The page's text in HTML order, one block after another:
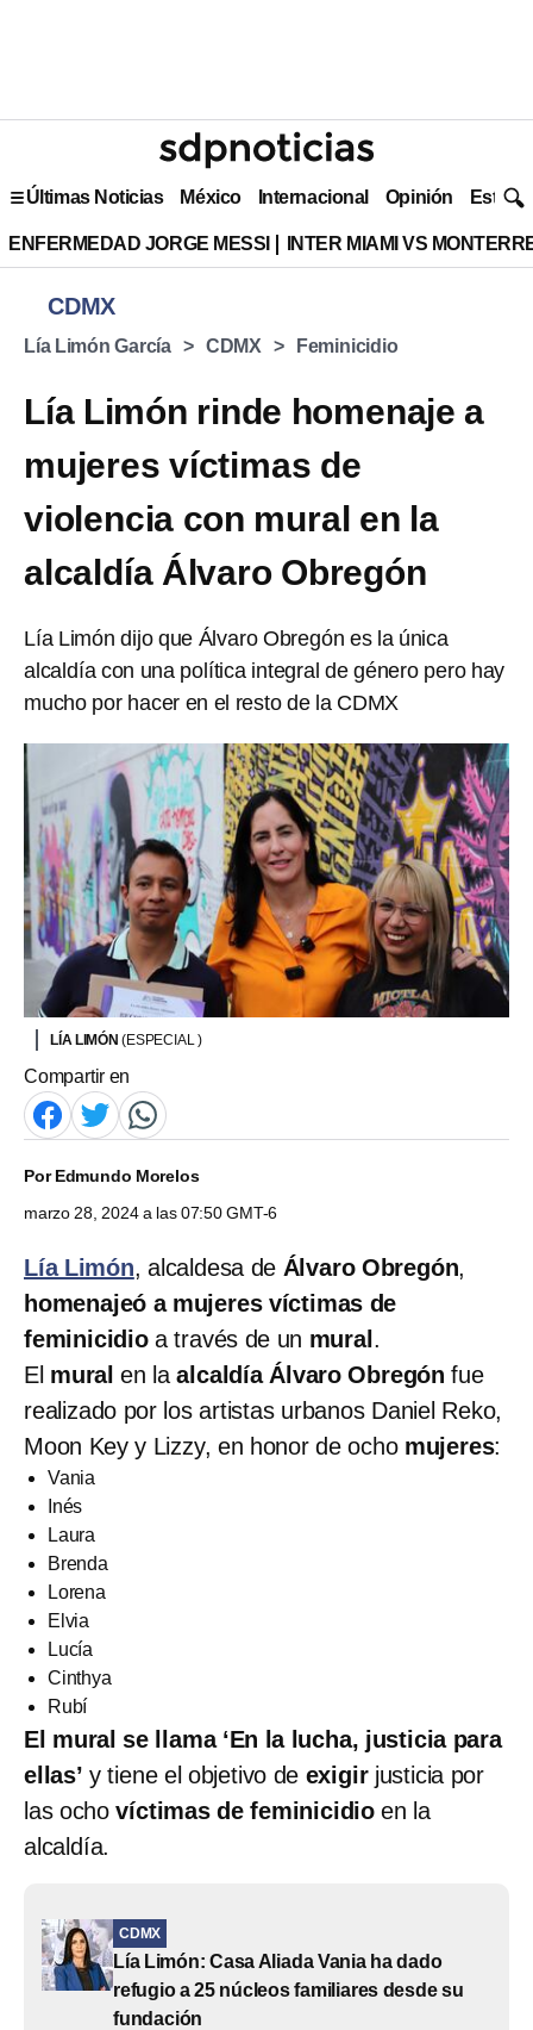
Últimas Noticias México Internacional Opinión Estilo
ENFERMEDAD JORGE MESSI INTER MIAMI VS
CDMX
Lía Limón García CDMX Feminicidio
Lía Limón rinde homenaje a
mujeres víctimas de
violencia con mural en la
alcaldía Álvaro Obregón
Lía Limón dijo que Álvaro Obregón es la única
alcaldía con una política integral de género pero hay
mucho por hacer en el resto de la CDMX
LÍA LIMÓN(ESPECIAL )
Compartir en
PorEdmundo Morelos
marzo 28, 2024 a las 07:50 GMT-6
Lía Limón, alcaldesa de Álvaro Obregón,
homenajeó a mujeres víctimas de
feminicidioa través de un mural .
El muralen laalcaldía Álvaro Obregón fue
realizado por los artistas urbanos Daniel Reko,
Moon Key y Lizzy, en honor de ocho mujeres:
Vania
Inés
Laura
Brenda
Lorena
Elvia
Lucía
Cinthya
Rubí
El mural se llama ‘En la lucha, justicia para
ellas’ y tiene el objetivo de exigir justicia por
las ochovíctimas de feminicidio en la
alcaldía.
CDMX
Lía Limón: Casa Aliada Vania ha dado
refugio a 25 núcleos familiares desde su
fundación